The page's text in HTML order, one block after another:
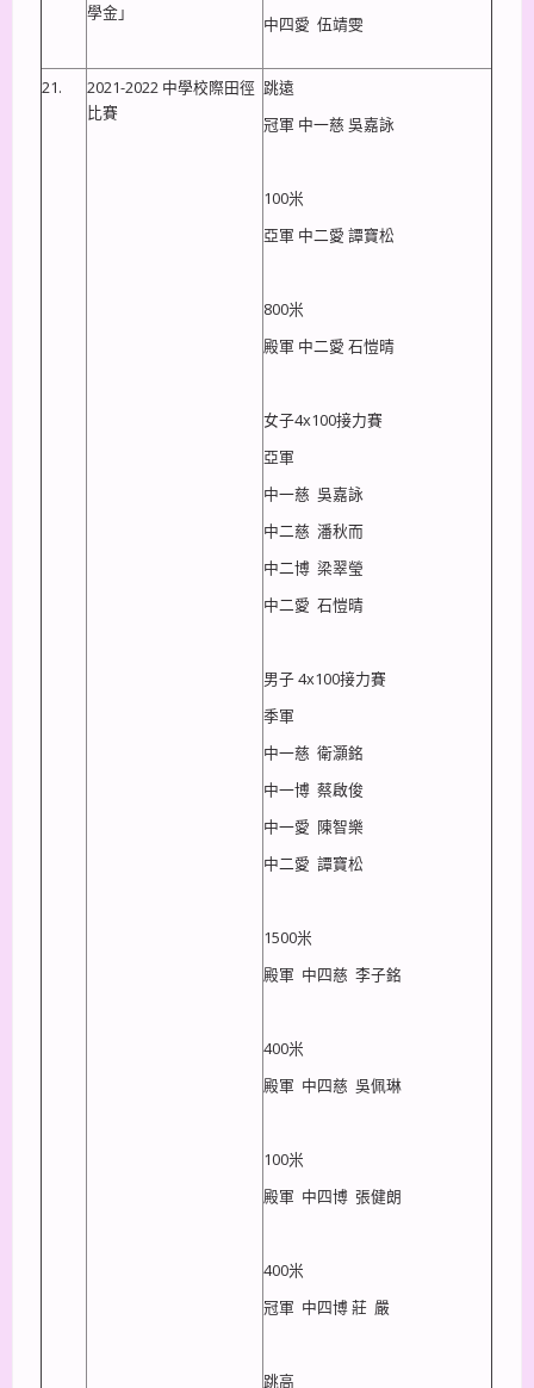
學金」
中四愛 伍靖雯
21.
2021-2022 中學校際田徑
比賽
跳遠
冠軍 中一慈 吳嘉詠
100米
亞軍 中二愛 譚寶松
800米
殿軍 中二愛 石愷晴
女子4x100接力賽
亞軍
中一慈 吳嘉詠
中二慈 潘秋而
中二博 梁翠瑩
中二愛 石愷晴
男子 4x100接力賽
季軍
中一慈 衛灝銘
中一博 蔡啟俊
中一愛 陳智樂
中二愛 譚寶松
1500米
殿軍 中四慈 李子銘
400米
殿軍 中四慈 吳佩琳
100米
殿軍 中四博 張健朗
400米
冠軍 中四博 莊 嚴
跳高